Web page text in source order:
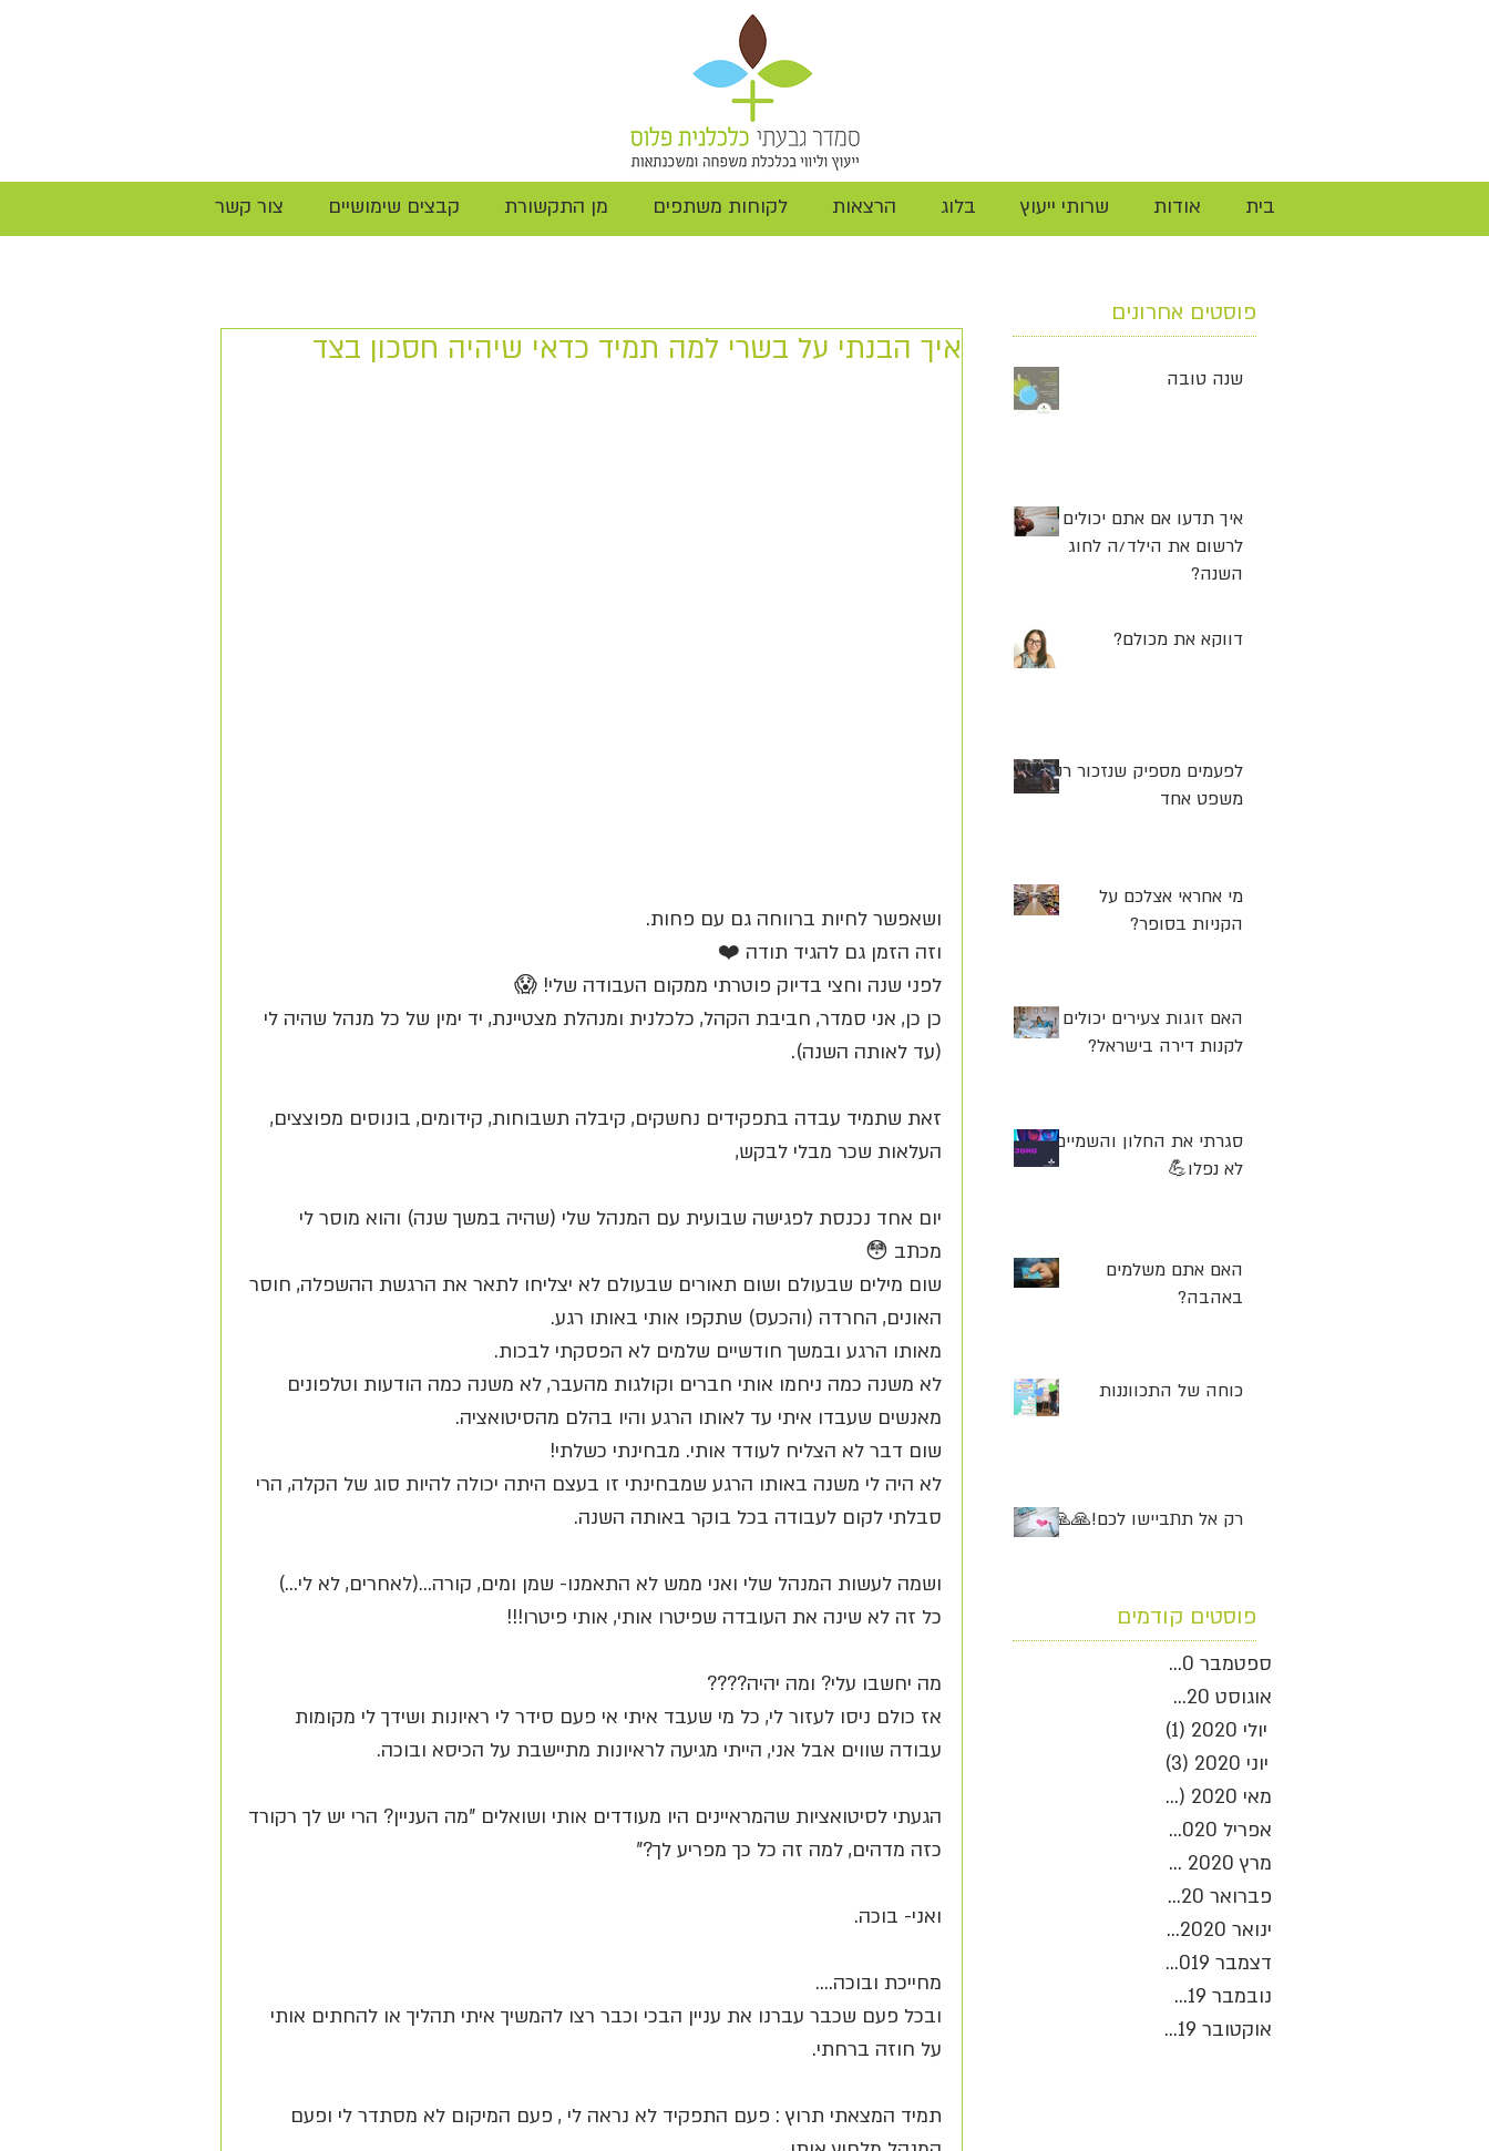
בית אודות שרותי ייעוץ בלוג הרצאות לקוחות משתפים מן התקשורת קבצים שימושיים צור קשר
איך הבנתי על בשרי למה תמיד כדאי שיהיה חסכון בצד
ושאפשר לחיות ברווחה גם עם פחות.
וזה הזמן גם להגיד תודה ❤️
לפני שנה וחצי בדיוק פוטרתי ממקום העבודה שלי! 😱
כן כן, אני סמדר, חביבת הקהל, כלכלנית ומנהלת מצטיינת, יד ימין של כל מנהל שהיה לי
(עד לאותה השנה).
זאת שתמיד עבדה בתפקידים נחשקים, קיבלה תשבוחות, קידומים, בונוסים מפוצצים,
העלאות שכר מבלי לבקש,
יום אחד נכנסת לפגישה שבועית עם המנהל שלי (שהיה במשך שנה) והוא מוסר לי
מכתב 😳
שום מילים שבעולם ושום תאורים שבעולם לא יצליחו לתאר את הרגשת ההשפלה, חוסר
האונים, החרדה (והכעס) שתקפו אותי באותו רגע.
מאותו הרגע ובמשך חודשיים שלמים לא הפסקתי לבכות.
לא משנה כמה ניחמו אותי חברים וקולגות מהעבר, לא משנה כמה הודעות וטלפונים
מאנשים שעבדו איתי עד לאותו הרגע והיו בהלם מהסיטואציה.
שום דבר לא הצליח לעודד אותי. מבחינתי כשלתי!
לא היה לי משנה באותו הרגע שמבחינתי זו בעצם היתה יכולה להיות סוג של הקלה, הרי
סבלתי לקום לעבודה בכל בוקר באותה השנה.
ושמה לעשות המנהל שלי ואני ממש לא התאמנו- שמן ומים, קורה...(לאחרים, לא לי...)
כל זה לא שינה את העובדה שפיטרו אותי, אותי פיטרו!!!
מה יחשבו עלי? ומה יהיה????
אז כולם ניסו לעזור לי, כל מי שעבד איתי אי פעם סידר לי ראיונות ושידך לי מקומות
עבודה שווים אבל אני, הייתי מגיעה לראיונות מתיישבת על הכיסא ובוכה.
הגעתי לסיטואציות שהמראיינים היו מעודדים אותי ושואלים "מה העניין? הרי יש לך רקורד
כזה מדהים, למה זה כל כך מפריע לך?"
ואני- בוכה.
מחייכת ובוכה....
ובכל פעם שכבר עברנו את עניין הבכי וכבר רצו להמשיך איתי תהליך או להחתים אותי
על חוזה ברחתי.
תמיד המצאתי תרוץ : פעם התפקיד לא נראה לי , פעם המיקום לא מסתדר לי ופעם
פוסטים אחרונים
שנה טובה
איך תדעו אם אתם יכולים
לרשום את הילד/ה לחוג
השנה?
דווקא את מכולם?
לפעמים מספיק שנזכור רק
משפט אחד
מי אחראי אצלכם על
הקניות בסופר?
האם זוגות צעירים יכולים
לקנות דירה בישראל?
סגרתי את החלון והשמיים
לא נפלו💪
האם אתם משלמים
באהבה?
כוחה של התכווננות
רק אל תתביישו לכם!🙏🙏
פוסטים קודמים
ספטמבר 2020
אוגוסט 2020
יולי 2020
(1)
יוני 2020
(3)
מאי 2020
(6)
אפריל 2020
מרץ 2020
(5)
פברואר 2020
ינואר 2020
(4)
דצמבר 2019
נובמבר 2019
אוקטובר 2019